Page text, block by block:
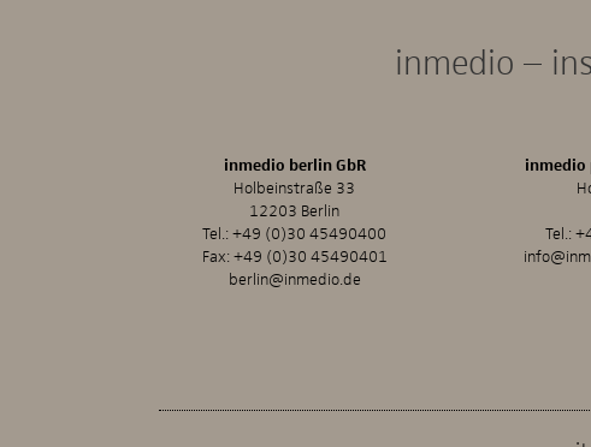
inmedio –
inmedio berlin GbR
Holbeinstraße 33
12203 Berlin
Tel.:+49 (0)30 45490400
Fax: +49 (0)30 45490401
berlin@inmedio.de
inmedio
Tel.: